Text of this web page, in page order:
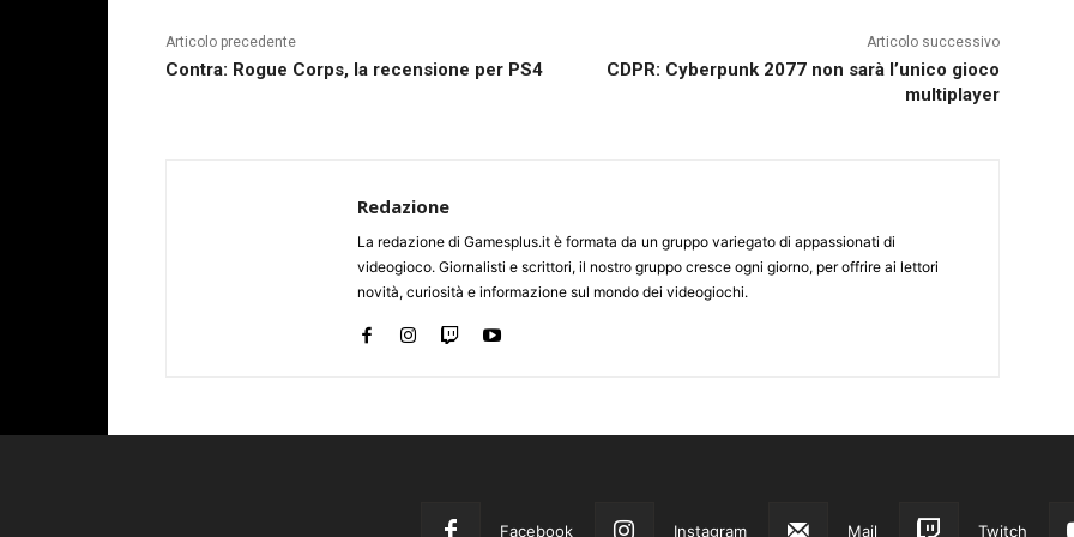
Articolo precedente
Contra: Rogue Corps, la recensione per PS4
Articolo successivo
CDPR: Cyberpunk 2077 non sarà l’unico gioco
multiplayer
Redazione
La redazione di Gamesplus.it è formata da un gruppo variegato di appassionati di
videogioco. Giornalisti e scrittori, il nostro gruppo cresce ogni giorno, per offrire ai lettori
novità, curiosità e informazione sul mondo dei videogiochi.
Facebook Instagram Mail Twitch